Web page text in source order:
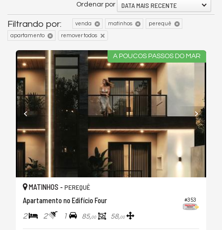
Ordenar por DATA MAIS RECENTE
Filtrando por: venda matinhos perequê
apartamento remover todos
A POUCOS PASSOS DO MAR
#353
MATINHOS - PEREQUÊ
Apartamento no Edifício Four
2 2 1 85,00 58,00